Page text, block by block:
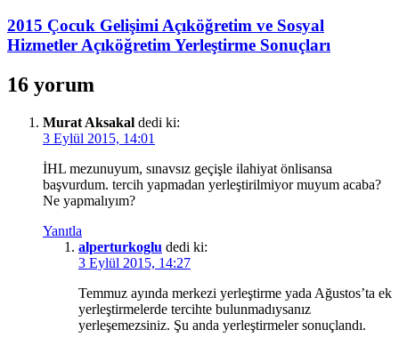
2015 Çocuk Gelişimi Açıköğretim ve Sosyal
Hizmetler Açıköğretim Yerleştirme Sonuçları
16 yorum
Murat Aksakal dedi ki:
3 Eylül 2015, 14:01
İHL mezunuyum, sınavsız geçişle ilahiyat önlisansa
başvurdum. tercih yapmadan yerleştirilmiyor muyum acaba?
Ne yapmalıyım?
Yanıtla
alperturkoglu dedi ki:
3 Eylül 2015, 14:27
Temmuz ayında merkezi yerleştirme yada Ağustos’ta ek
yerleştirmelerde tercihte bulunmadıysanız
yerleşemezsiniz. Şu anda yerleştirmeler sonuçlandı.